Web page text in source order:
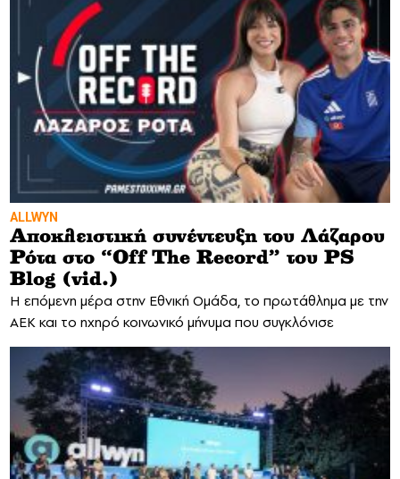
ALLWYN
Αποκλειστική συνέντευξη του Λάζαρου
Ρότα στο “Off The Record” του PS
Blog (vid.)
H επόμενη μέρα στην Εθνική Ομάδα, το πρωτάθλημα με την
ΑΕΚ και το ηχηρό κοινωνικό μήνυμα που συγκλόνισε